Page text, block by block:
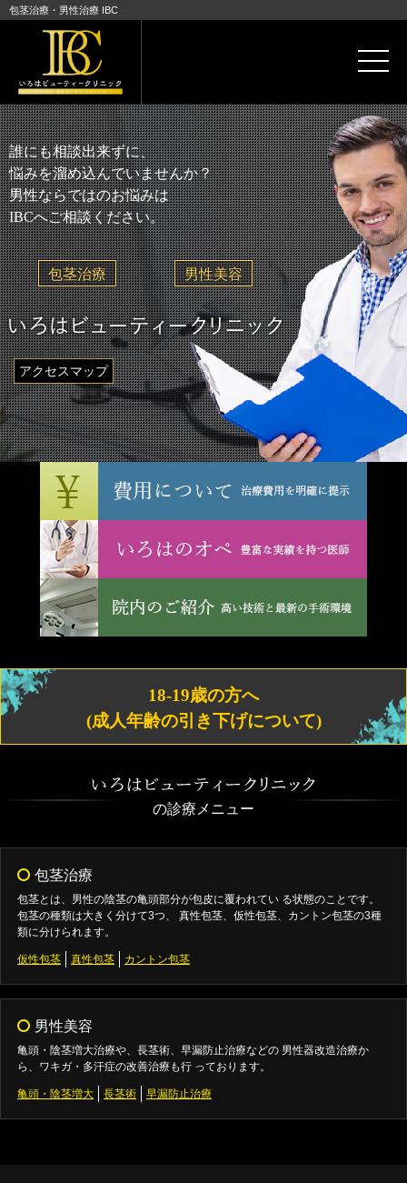
包茎治療 ・男性治療 IBC
誰にも相談出来ずに、
悩みを溜め込んでいませんか？
男性ならではのお悩みは
IBCへご相談ください。
包茎治療 男性美容
アクセスマップ
18-19歳の方へ
(成人年齢の引き下げについて)
の診療メニュー
包茎治療
包茎とは、男性の陰茎の亀頭部分が包皮に覆われてい る状態のことです。
包茎の種類は大きく分けて3つ、 真性包茎、仮性包茎、カントン包茎の3種
類に分けられます。
仮性包茎 真性包茎 カントン包茎
男性美容
亀頭・陰茎増大治療や、長茎術、早漏防止治療などの 男性器改造治療か
ら、ワキガ・多汗症の改善治療も行 っております。
亀頭・陰茎増大 長茎術 早漏防止治療